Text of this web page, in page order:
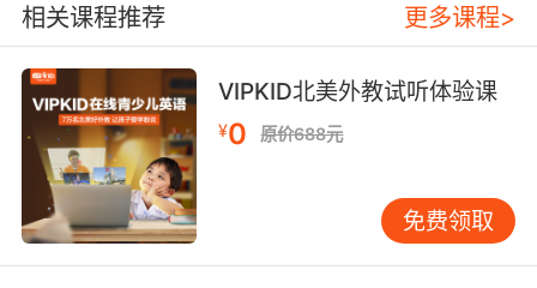
梳理基本句型。别急着刷题，课本没过关，刷题
只是反复强化错误。 第二个方向，建立基本的语
法框架。小升初阶段不需要学太深的语法，但四
个基础时态必须搞清楚：一般现在时、现在进行
时、一般过去时、一般将来时。这四个时态覆盖
了小学阶段绝大多数考点。我的经验是，不要让
孩子死记硬背语法规则，而是用时间轴的方式帮
他们建立直观理解——画一条线，标出"现在"这
个点，往前是过去，往后是将来，正在发生的是
相关课程推荐 更多课程>
VIPKID北美外教试听体验课
¥0 原价688元
免费领取